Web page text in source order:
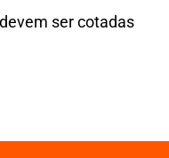
ser cotadas